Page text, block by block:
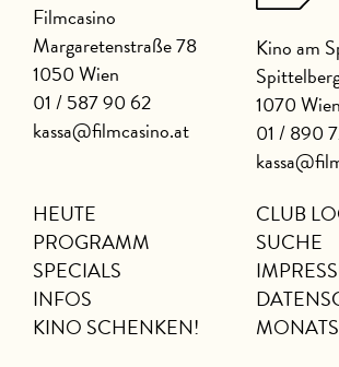
Filmcasino
Margaretenstraße 78
1050 Wien
01 / 587 90 62
kassa@filmcasino.at
Kino am
1070 Wien
01 / 890
HEUTE
PROGRAMM
SPECIALS
INFOS
KINO SCHENKEN!
CLUB
SUCHE